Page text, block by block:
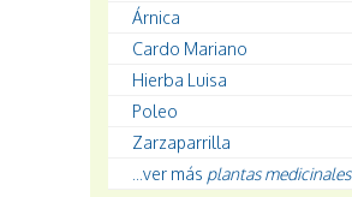
Árnica
Cardo Mariano
Hierba Luisa
Poleo
Zarzaparrilla
...ver más plantas medicinales